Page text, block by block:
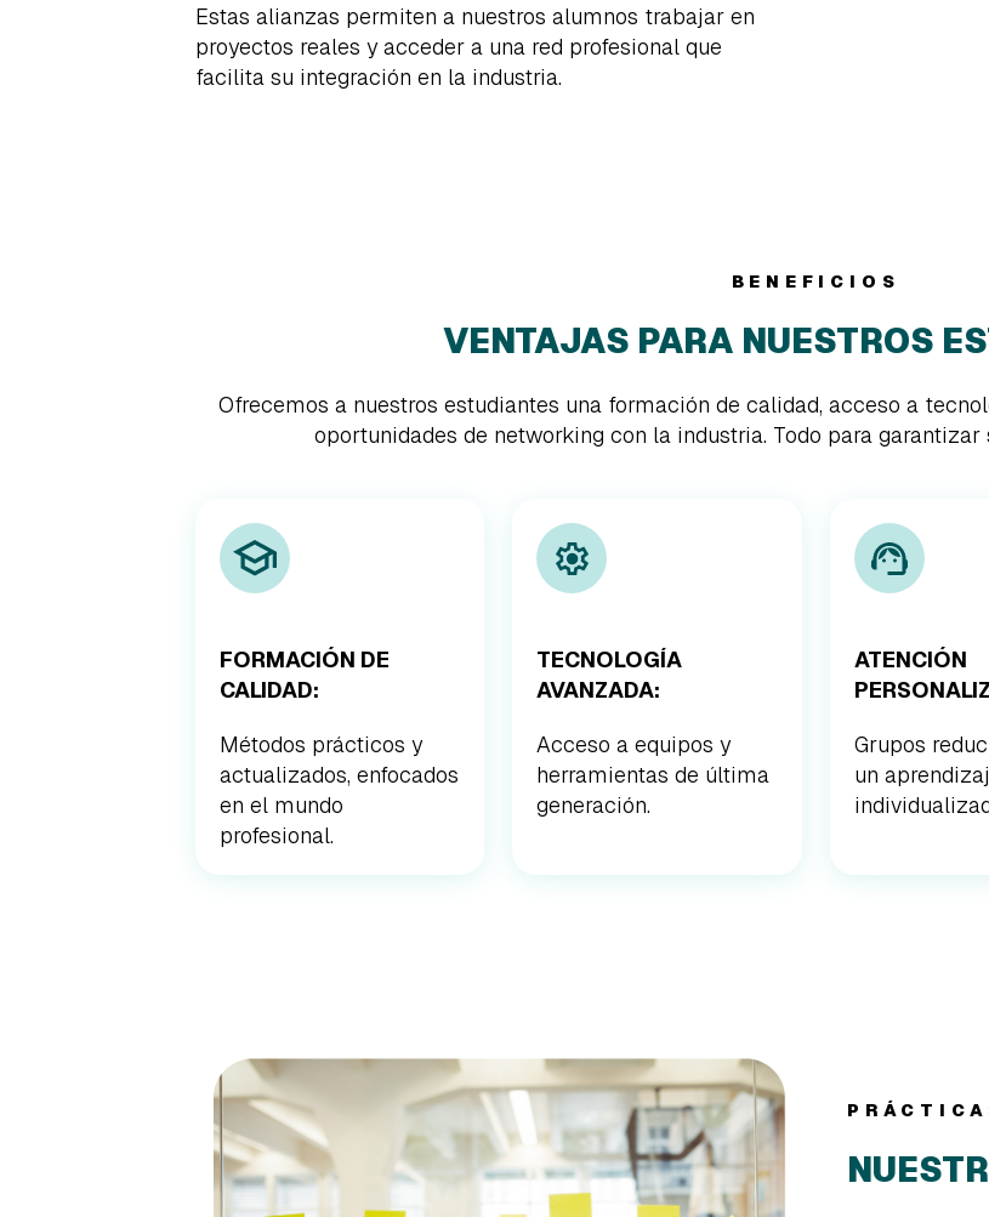
Estas alianzas permiten a nuestros alumnos trabajar en
proyectos reales y acceder a una red profesional que
facilita su integración en la industria.
BENEFICIOS
VENTAJAS PARA NUESTROS
Ofrecemos a nuestros estudiantes una formación de calidad, acceso a
oportunidades de networking con la industria. Todo para
FORMACIÓN DE
CALIDAD:
Métodos prácticos y
actualizados, enfocados
en el mundo
profesional.
TECNOLOGÍA
AVANZADA:
Acceso a equipos y
herramientas de última
generación.
ATENCIÓN
Grupos
un